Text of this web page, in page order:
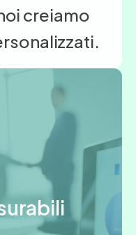
creiamo